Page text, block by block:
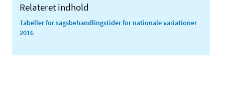
Relateret indhold
Tabeller for sagsbehandlingstider for nationale variationer
2016